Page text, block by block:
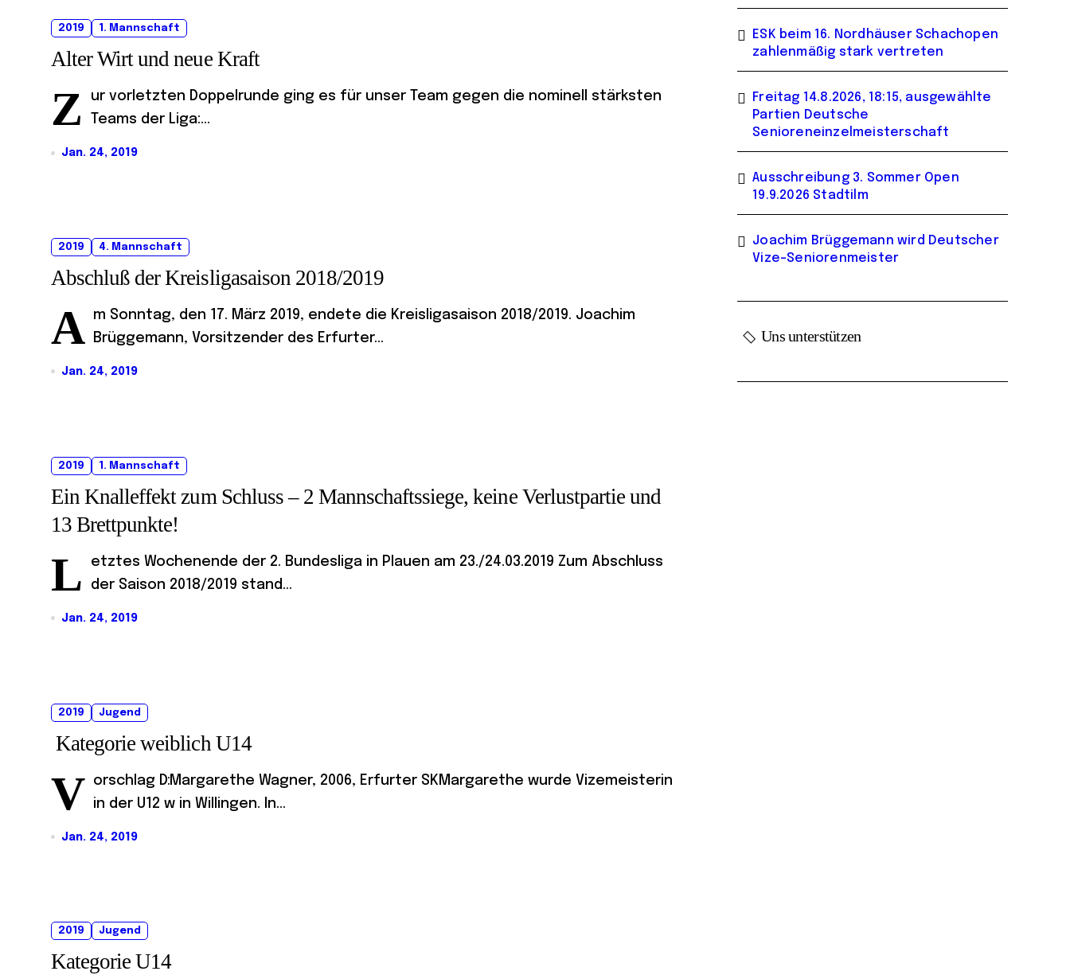
2019 1. Mannschaft
Alter Wirt und neue Kraft
Z
ur vorletzten Doppelrunde ging es für unser Team gegen die nominell stärksten
Teams der Liga:...
Jan. 24, 2019
2019 4. Mannschaft
Abschluß der Kreisligasaison 2018/2019
A
m Sonntag, den 17. März 2019, endete die Kreisligasaison 2018/2019. Joachim
Brüggemann, Vorsitzender des Erfurter...
Jan. 24, 2019
2019 1. Mannschaft
Ein Knalleffekt zum Schluss – 2 Mannschaftssiege, keine Verlustpartie und
13 Brettpunkte!
L
etztes Wochenende der 2. Bundesliga in Plauen am 23./24.03.2019 Zum Abschluss
der Saison 2018/2019 stand...
Jan. 24, 2019
2019 Jugend
Kategorie weiblich U14
V
orschlag D:Margarethe Wagner, 2006, Erfurter SKMargarethe wurde Vizemeisterin
in der U12 w in Willingen. In...
Jan. 24, 2019
2019 Jugend
Kategorie U14
ESK beim 16. Nordhäuser Schachopen
zahlenmäßig stark vertreten
Freitag 14.8.2026, 18:15, ausgewählte
Partien Deutsche
Senioreneinzelmeisterschaft
Ausschreibung 3. Sommer Open
19.9.2026 Stadtilm
Joachim Brüggemann wird Deutscher
Vize-Seniorenmeister
Uns unterstützen